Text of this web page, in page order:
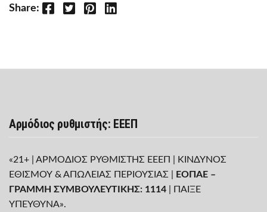
Share: Facebook Twitter Pinterest LinkedIn
Αρμόδιος ρυθμιστής: ΕΕΕΠ
«21+ | ΑΡΜΟΔΙΟΣ ΡΥΘΜΙΣΤΗΣ ΕΕΕΠ | ΚΙΝΔΥΝΟΣ
ΕΘΙΣΜΟΥ & ΑΠΩΛΕΙΑΣ ΠΕΡΙΟΥΣΙΑΣ |
ΕΟΠΑΕ –
ΓΡΑΜΜΗ ΣΥΜΒΟΥΛΕΥΤΙΚΗΣ: 1114 | ΠΑΙΞΕ
ΥΠΕΥΘΥΝΑ».